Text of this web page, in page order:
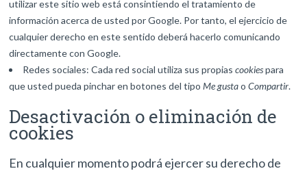
utilizar este sitio web está consintiendo el tratamiento de
información acerca de usted por Google. Por tanto, el ejercicio de
cualquier derecho en este sentido deberá hacerlo comunicando
directamente con Google.
Redes sociales: Cada red social utiliza sus propiascookiespara
que usted pueda pinchar en botones del tipoMe gustaoCompartir.
Desactivación o eliminación de
cookies
En cualquier momento podrá ejercer su derecho de